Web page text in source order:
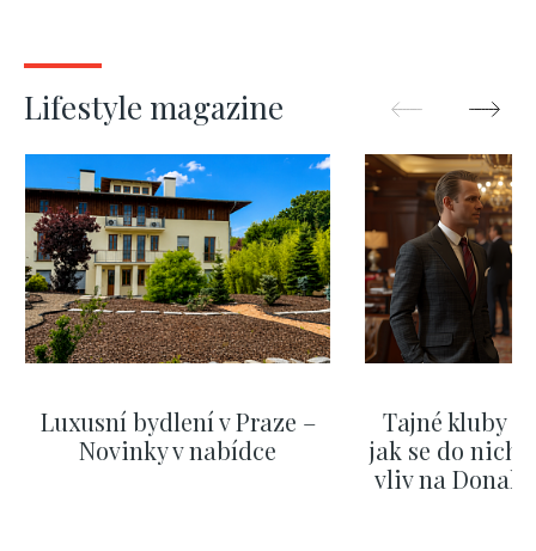
Lifestyle magazine
Luxusní bydlení v Praze –
Novinky v nabídce
Tajné kluby
jak se do nich
vliv na